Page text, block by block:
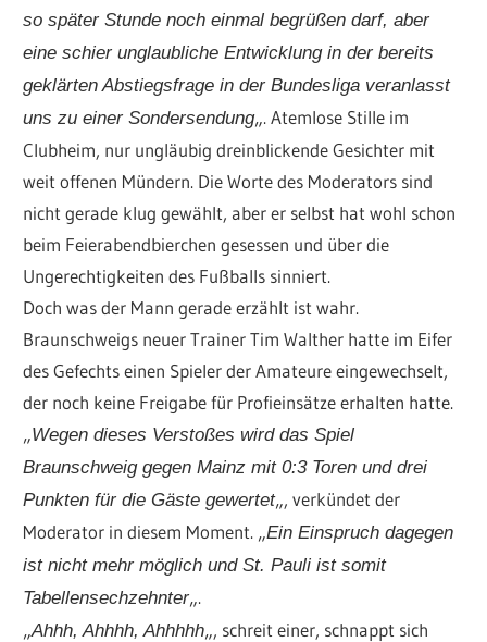
so später Stunde noch einmal begrüßen darf, aber
eine schier unglaubliche Entwicklung in der bereits
geklärten Abstiegsfrage in der Bundesliga veranlasst
uns zu einer Sondersendung„. Atemlose Stille im
Clubheim, nur ungläubig dreinblickende Gesichter mit
weit offenen Mündern. Die Worte des Moderators sind
nicht gerade klug gewählt, aber er selbst hat wohl schon
beim Feierabendbierchen gesessen und über die
Ungerechtigkeiten des Fußballs sinniert.
Doch was der Mann gerade erzählt ist wahr.
Braunschweigs neuer Trainer Tim Walther hatte im Eifer
des Gefechts einen Spieler der Amateure eingewechselt,
der noch keine Freigabe für Profieinsätze erhalten hatte.
„Wegen dieses Verstoßes wird das Spiel
Braunschweig gegen Mainz mit 0:3 Toren und drei
Punkten für die Gäste gewertet„, verkündet der
Moderator in diesem Moment. „Ein Einspruch dagegen
ist nicht mehr möglich und St. Pauli ist somit
Tabellensechzehnter„.
„Ahhh, Ahhhh, Ahhhhh„, schreit einer, schnappt sich